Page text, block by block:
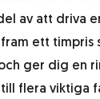
av att driva
ett timpris
ger dig en
flera viktiga